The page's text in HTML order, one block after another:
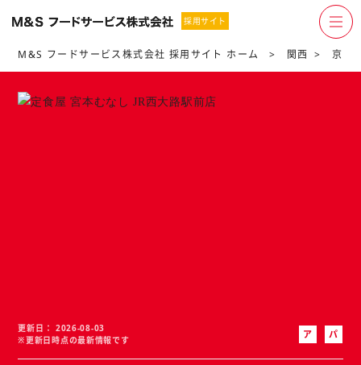
採用サイト
M&S フードサービス株式会社 採用サイト ホーム 関西 京都
更新日
2026-08-03
※更新日時点の最新情報です
ア
パ